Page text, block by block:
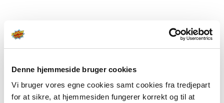
Denne hjemmeside bruger cookies
Vi bruger vores egne cookies samt cookies fra tredjepart
for at sikre, at hjemmesiden fungerer korrekt og til at